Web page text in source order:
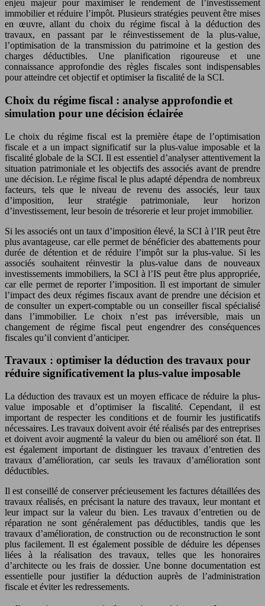
enjeu majeur pour maximiser le rendement de l’investissement
immobilier et réduire l’impôt. Plusieurs stratégies peuvent être mises
en œuvre, allant du choix du régime fiscal à la déduction des
travaux, en passant par le réinvestissement de la plus-value,
l’optimisation de la transmission du patrimoine et la gestion des
charges déductibles. Une planification rigoureuse et une
connaissance approfondie des règles fiscales sont indispensables
pour atteindre cet objectif et optimiser la fiscalité de la SCI.
Choix du régime fiscal : analyse approfondie et
simulation pour une décision éclairée
Le choix du régime fiscal est la première étape de l’optimisation
fiscale et a un impact significatif sur la plus-value imposable et la
fiscalité globale de la SCI. Il est essentiel d’analyser attentivement la
situation patrimoniale et les objectifs des associés avant de prendre
une décision. Le régime fiscal le plus adapté dépendra de nombreux
facteurs, tels que le niveau de revenu des associés, leur taux
d’imposition, leur stratégie patrimoniale, leur horizon
d’investissement, leur besoin de trésorerie et leur projet immobilier.
Si les associés ont un taux d’imposition élevé, la SCI à l’IR peut être
plus avantageuse, car elle permet de bénéficier des abattements pour
durée de détention et de réduire l’impôt sur la plus-value. Si les
associés souhaitent réinvestir la plus-value dans de nouveaux
investissements immobiliers, la SCI à l’IS peut être plus appropriée,
car elle permet de reporter l’imposition. Il est important de simuler
l’impact des deux régimes fiscaux avant de prendre une décision et
de consulter un expert-comptable ou un conseiller fiscal spécialisé
dans l’immobilier. Le choix n’est pas irréversible, mais un
changement de régime fiscal peut engendrer des conséquences
fiscales qu’il convient d’anticiper.
Travaux : optimiser la déduction des travaux pour
réduire significativement la plus-value imposable
La déduction des travaux est un moyen efficace de réduire la plus-
value imposable et d’optimiser la fiscalité. Cependant, il est
important de respecter les conditions et de fournir les justificatifs
nécessaires. Les travaux doivent avoir été réalisés par des entreprises
et doivent avoir augmenté la valeur du bien ou amélioré son état. Il
est également important de distinguer les travaux d’entretien des
travaux d’amélioration, car seuls les travaux d’amélioration sont
déductibles.
Il est conseillé de conserver précieusement les factures détaillées des
travaux réalisés, en précisant la nature des travaux, leur montant et
leur impact sur la valeur du bien. Les travaux d’entretien ou de
réparation ne sont généralement pas déductibles, tandis que les
travaux d’amélioration, de construction ou de reconstruction le sont
plus facilement. Il est également possible de déduire les dépenses
liées à la réalisation des travaux, telles que les honoraires
d’architecte ou les frais de dossier. Une bonne documentation est
essentielle pour justifier la déduction auprès de l’administration
fiscale et éviter les redressements.